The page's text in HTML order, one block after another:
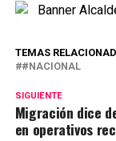
TEMAS
#NACIONAL
SIGUIENTE
Migración dice
en operativos